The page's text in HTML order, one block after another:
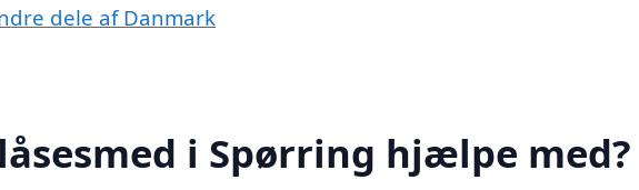
dele af Danmark
i Spørring hjælpe med?